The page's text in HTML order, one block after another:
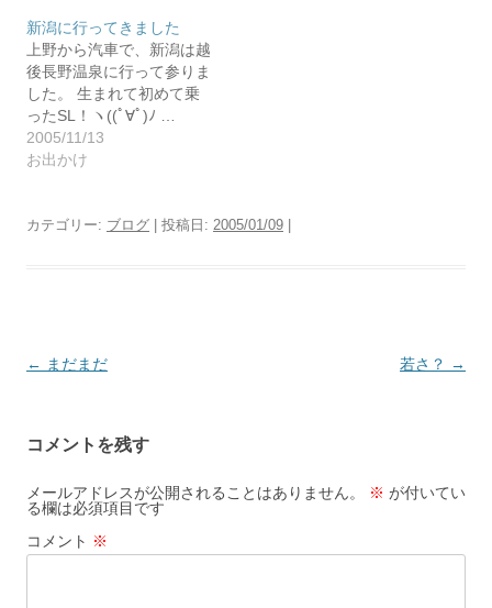
新潟に行ってきました
上野から汽車で、新潟は越
後長野温泉に行って参りま
した。 生まれて初めて乗
ったSL！ヽ((ﾟ∀ﾟ)ﾉ …
2005/11/13
お出かけ
カテゴリー: ブログ | 投稿日: 2005/01/09
投
ビ
ゲ
ー
シ
← まだまだ 若さ？ →
コメントを残す
メールアドレスが公開されることはありません。 ※ が付いてい
る欄は必須項目です
コメント ※